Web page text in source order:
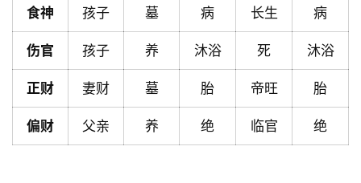
命
理
解
梦
登录 注册
食神 孩子 墓 病 长生 病
伤官 孩子 养 沐浴 死 沐浴
正财 妻财 墓 胎 帝旺 胎
偏财 父亲 养 绝 临官 绝